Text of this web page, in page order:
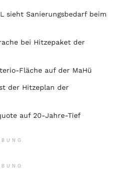
sieht Sanierungsbedarf beim
bei Hitzepaket der
Fläche auf der MaHü
der Hitzeplan der
auf 20-Jahre-Tief